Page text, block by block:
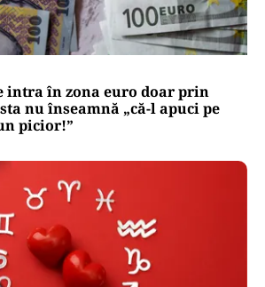
intra în zona euro doar prin
nu înseamnă „că-l apuci pe
picior!”